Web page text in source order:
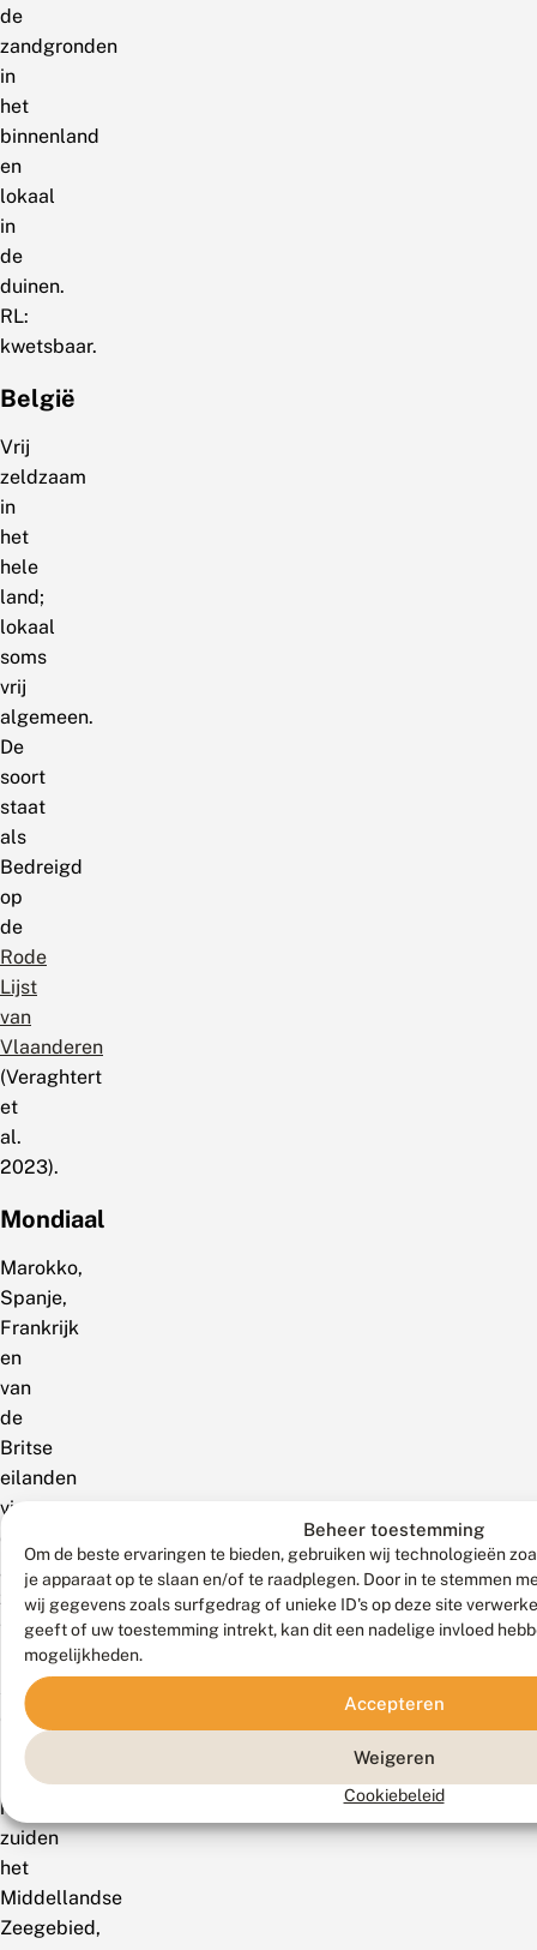
Beheer toestemming
Om de beste ervaringen te bieden, gebruiken wij technologieën
je apparaat op te slaan en/of te raadplegen. Door in te stemmen
wij gegevens zoals surfgedrag of unieke ID's op deze site
geeft of uw toestemming intrekt, kan dit een nadelige invloed
mogelijkheden.
Accepteren
Weigeren
Cookiebeleid
de
zandgronden
in
het
binnenland
en
lokaal
in
de
duinen.
RL:
kwetsbaar.
België
Vrij
zeldzaam
in
het
hele
land;
lokaal
soms
vrij
algemeen.
De
soort
staat
als
Bedreigd
op
de
Rode
Lijst
van
Vlaanderen
(Veraghtert
et
al.
2023).
Mondiaal
Marokko,
Spanje,
Frankrijk
en
van
de
Britse
eilanden
via
de
gematigde
zone
het
Amoergebied
Kamtsjatka;
het
zuiden
het
Middellandse
Zeegebied,